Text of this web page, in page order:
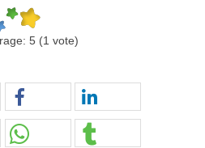
5 (1 vote)